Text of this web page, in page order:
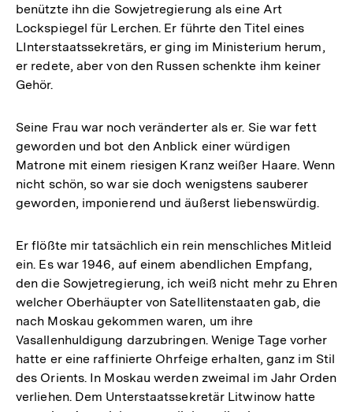
benützte ihn die Sowjetregierung als eine Art
Lockspiegel für Lerchen. Er führte den Titel eines
LInterstaatssekretärs, er ging im Ministerium herum,
er redete, aber von den Russen schenkte ihm keiner
Gehör.
Seine Frau war noch veränderter als er. Sie war fett
geworden und bot den Anblick einer würdigen
Matrone mit einem riesigen Kranz weißer Haare. Wenn
nicht schön, so war sie doch wenigstens sauberer
geworden, imponierend und äußerst liebenswürdig.
Er flößte mir tatsächlich ein rein menschliches Mitleid
ein. Es war 1946, auf einem abendlichen Empfang,
den die Sowjetregierung, ich weiß nicht mehr zu Ehren
welcher Oberhäupter von Satellitenstaaten gab, die
nach Moskau gekommen waren, um ihre
Vasallenhuldigung darzubringen. Wenige Tage vorher
hatte er eine raffinierte Ohrfeige erhalten, ganz im Stil
des Orients. In Moskau werden zweimal im Jahr Orden
verliehen. Dem Unterstaatssekretär Litwinow hatte